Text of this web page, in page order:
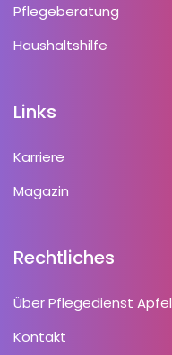
Pflegeberatung
Haushaltshilfe
Links
Karriere
Magazin
Rechtliches
Über Pflegedienst Apfel
Kontakt